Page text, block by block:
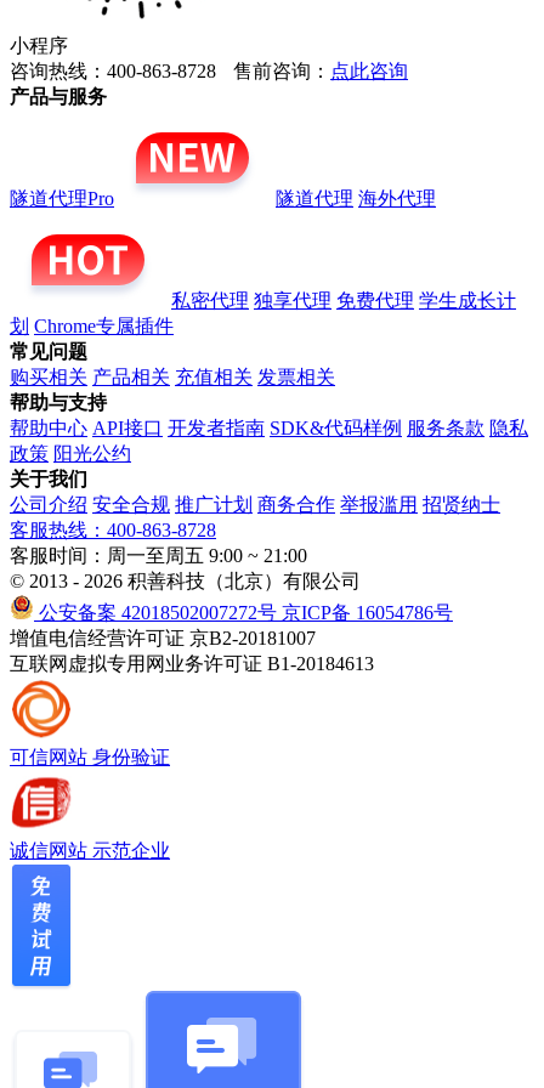
小程序
咨询热线：400-863-8728
售前咨询： 点此咨询
产品与服务
隧道代理Pro 隧道代理 海外代理
私密代理 独享代理 免费代理 学生成长计
划 Chrome专属插件
常见问题
购买相关 产品相关 充值相关 发票相关
帮助与支持
帮助中心 API接口 开发者指南 SDK&代码样例 服务条款 隐私
政策 阳光公约
关于我们
公司介绍 安全合规 推广计划 商务合作 举报滥用 招贤纳士
客服热线：400-863-8728
客服时间：周一至周五 9:00 ~ 21:00
© 2013 - 2026 积善科技（北京）有限公司
公安备案 42018502007272号 京ICP备 16054786号
增值电信经营许可证 京B2-20181007
互联网虚拟专用网业务许可证 B1-20184613
可信网站 身份验证
诚信网站 示范企业